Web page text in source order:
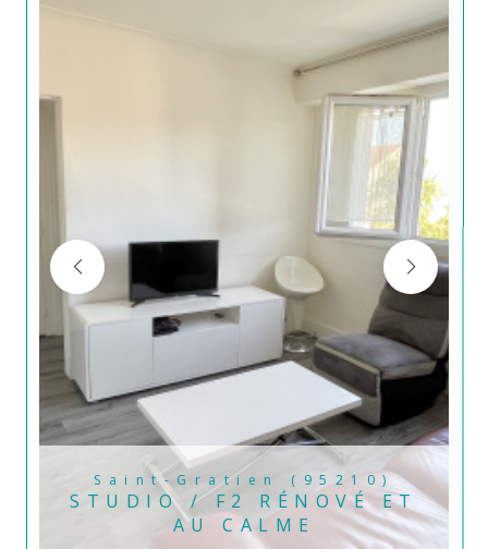
Saint-Gratien (95210)
STUDIO / F2 RÉNOVÉ ET
AU CALME